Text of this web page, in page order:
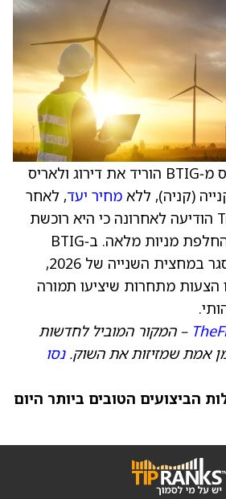
האנליסט גרגורי לואיס מ‑BTIG הוריד את דירוג ולאריס
מחיר יעד, לאחר
ש‑Transocean (RIG) הודיעה לאחרונה כי היא רוכשת
את ולאריס בעסקת החלפת מניות מלאה. ב‑BTIG
מצפים שהעסקה תיסגר במחצית השנייה של 2026,
הצעות מתחרות שיציעו תמורה
– המקור המוביל לחדשות
אמת שמזיזות את השוק.נסו
הביצועים הטובים ביותר היום